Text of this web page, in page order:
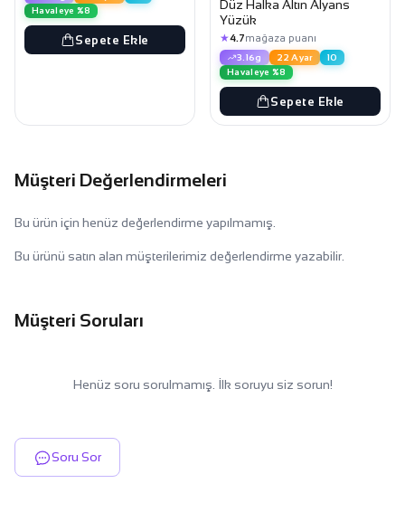
Havaleye %8
Sepete Ekle
Düz Halka Altın Alyans
Yüzük
★4.7mağaza puanı
3.16g 22 Ayar
10
Havaleye %8
Sepete Ekle
Müşteri Değerlendirmeleri
Bu ürün için henüz değerlendirme yapılmamış.
Bu ürünü satın alan müşterilerimiz değerlendirme yazabilir.
Müşteri Soruları
Henüz soru sorulmamış. İlk soruyu siz sorun!
Soru Sor